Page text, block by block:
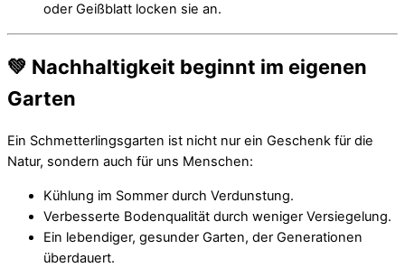
oder Geißblatt locken sie an.
💚 Nachhaltigkeit beginnt im eigenen
Garten
Ein Schmetterlingsgarten ist nicht nur ein Geschenk für die
Natur, sondern auch für uns Menschen:
Kühlung im Sommer durch Verdunstung.
Verbesserte Bodenqualität durch weniger Versiegelung.
Ein lebendiger, gesunder Garten, der Generationen
überdauert.